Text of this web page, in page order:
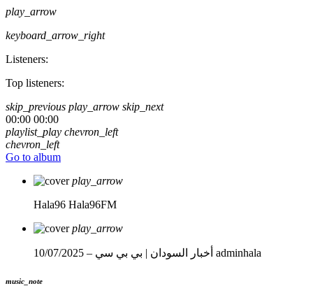
play_arrow
keyboard_arrow_right
Listeners:
Top listeners:
skip_previous play_arrow skip_next
00:00 00:00
playlist_play chevron_left
chevron_left
Go to album
play_arrow
Hala96 Hala96FM
play_arrow
أخبار السودان | بي بي سي – 10/07/2025 adminhala
music_note